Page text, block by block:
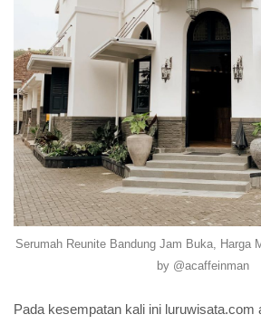
Serumah Reunite Bandung Jam Buka, Harga
by @acaffeinman
Pada kesempatan kali ini luruwisata.com